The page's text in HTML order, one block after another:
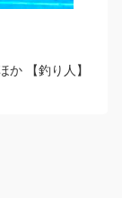
【釣り人】